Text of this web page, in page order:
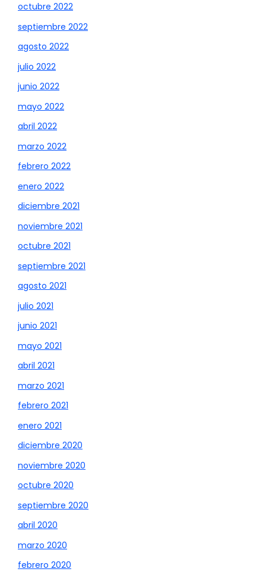
octubre 2022
septiembre 2022
agosto 2022
julio 2022
junio 2022
mayo 2022
abril 2022
marzo 2022
febrero 2022
enero 2022
diciembre 2021
noviembre 2021
octubre 2021
septiembre 2021
agosto 2021
julio 2021
junio 2021
mayo 2021
abril 2021
marzo 2021
febrero 2021
enero 2021
diciembre 2020
noviembre 2020
octubre 2020
septiembre 2020
abril 2020
marzo 2020
febrero 2020